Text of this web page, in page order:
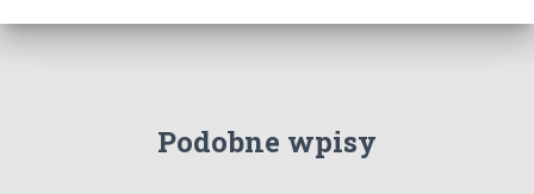
Podobne wpisy